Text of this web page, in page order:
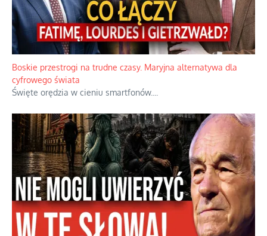
Boskie przestrogi na trudne czasy. Maryjna alternatywa dla
cyfrowego świata
Święte orędzia w cieniu smartfonów.